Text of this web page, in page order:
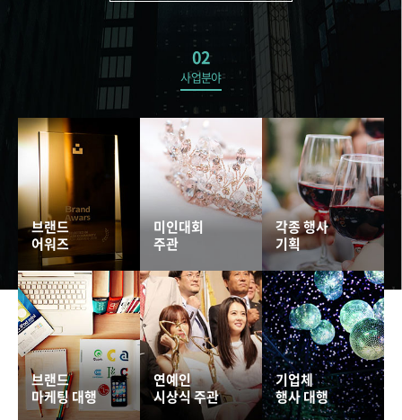
02
사업분야
브랜드
어워즈
미인대회
주관
각종 행사
기획
브랜드
마케팅 대행
연예인
시상식 주관
기업체
행사 대행